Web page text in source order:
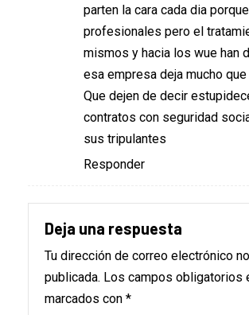
parten la cara cada dia
profesionales pero el
mismos y hacia los wue han
esa empresa deja mucho que
Que dejen de decir
contratos con seguridad
sus tripulantes
Responder
Deja una respuesta
Tu dirección de correo electrónico
publicada. Los campos obligatorios
marcados con *